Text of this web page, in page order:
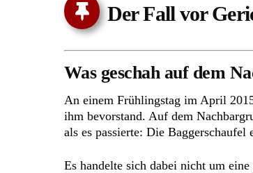
Der Fall vor
Was geschah auf dem
An einem Frühlingstag im April
ihm bevorstand. Auf dem
als es passierte: Die
Es handelte sich dabei nicht um